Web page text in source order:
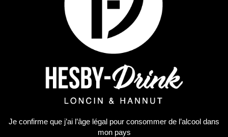
GIN PANDA EDITION LIMITED 2021
47,19€
LIRE LA SUITE
Je confirme que j’ai l’âge légal pour consommer de l’alcool dans
mon pays